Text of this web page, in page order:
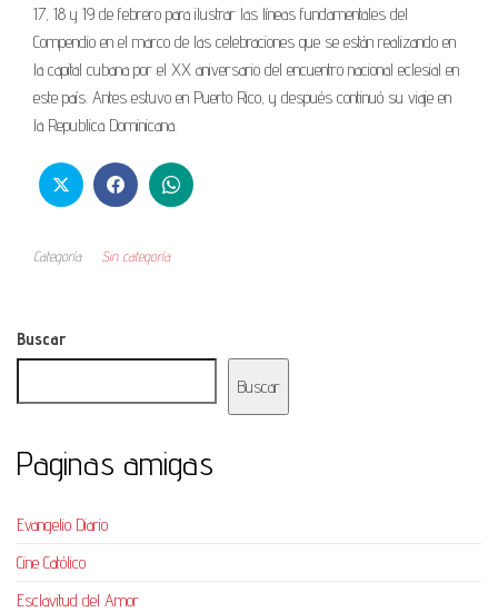
17, 18 y 19 de febrero para ilustrar las líneas fundamentales del
Compendio en el marco de las celebraciones que se están realizando en
la capital cubana por el XX aniversario del encuentro nacional eclesial en
este país. Antes estuvo en Puerto Rico, y después continuó su viaje en
la Republica Dominicana.
Categoría Sin categoría
Buscar
Buscar
Paginas amigas
Evangelio Diario
Cine Católico
Esclavitud del Amor